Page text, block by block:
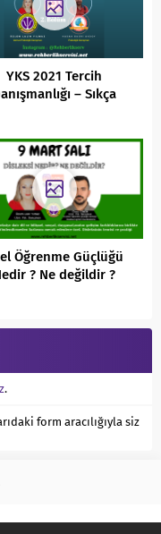
YKS 2021 Tercih
– Sıkça
Öğrenme Güçlüğü
? Ne değildir ?
.
form aracılığıyla siz